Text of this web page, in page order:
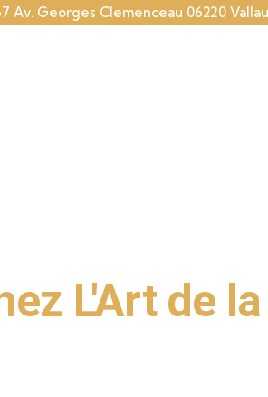
Av. Georges Clemenceau 06220
L'Art de